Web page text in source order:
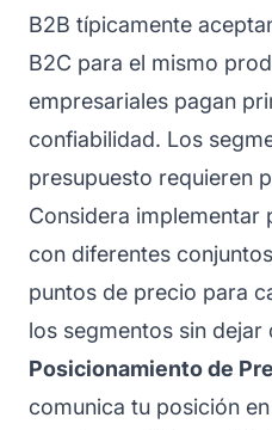
B2B típicamente
B2C para el mismo
empresariales pagan
confiabilidad. Los
presupuesto requieren
Considera implementar
con diferentes
puntos de precio para
los segmentos sin dejar
Posicionamiento de
comunica tu posición